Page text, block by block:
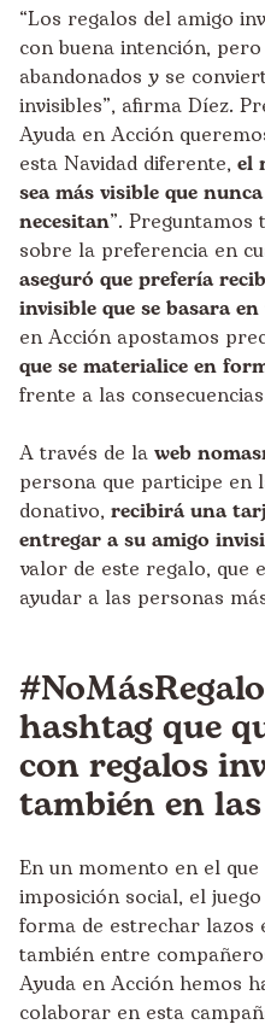
“Los regalos del amigo
con buena intención,
abandonados y se
invisibles”, afirma Díez.
Ayuda en Acción
esta Navidad diferente, el
sea más visible que
necesitan”. Preguntamos
sobre la preferencia en
aseguró que prefería
invisible que se basara
en Acción apostamos
que se materialice en
frente a las
A través de la web
persona que participe en
donativo, recibirá una
entregar a su amigo
valor de este regalo, que
ayudar a las personas
hashtag que
con regalos
también en
En un momento en el
imposición social, el
forma de estrechar lazos
también entre
Ayuda en Acción hemos
colaborar en esta